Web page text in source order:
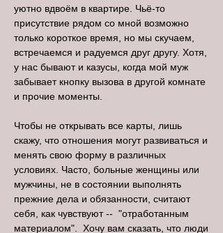
уютно вдвоём в квартире. Чьё-то
присутствие рядом со мной возможно
только короткое время, но мы скучаем,
встречаемся и радуемся друг другу. Хотя,
у нас бывают и казусы, когда мой муж
забывает кнопку вызова в другой комнате
и прочие моменты.
Чтобы не открывать все карты, лишь
скажу, что отношения могут развиваться и
менять свою форму в различных
условиях. Часто, больные женщины или
мужчины, не в состоянии выполнять
прежние дела и обязанности, считают
себя, как чувствуют -- "отработанным
материалом". Хочу вам сказать, что люди